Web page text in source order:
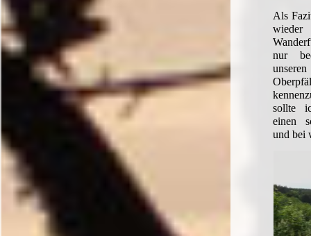
Als
nur
sollte
einen
und bei